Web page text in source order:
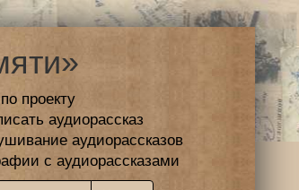
проекту
аудиорассказ
аудиорассказов
с аудиорассказами